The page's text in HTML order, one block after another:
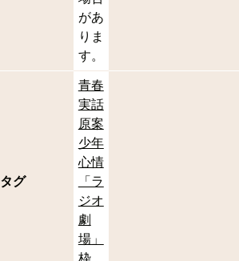
があ
りま
す。
タグ
青春
実話
原案
少年
心情
「ラ
ジオ
劇
場」
枠